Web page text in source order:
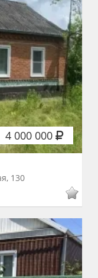
4 000 000
130